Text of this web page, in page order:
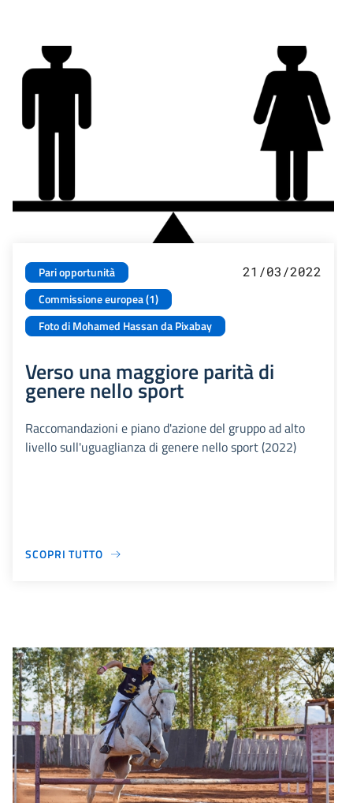
Pari opportunità
Commissione europea (1)
Foto di Mohamed Hassan da Pixabay
21/03/2022
Verso una maggiore parità di
genere nello sport
Raccomandazioni e piano d'azione del gruppo ad alto
livello sull'uguaglianza di genere nello sport (2022)
SCOPRI TUTTO